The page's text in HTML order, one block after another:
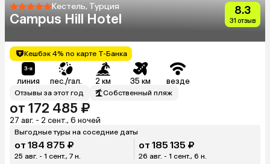
Кестель, Турция
Campus Hill Hotel
8.3
31 отзыв
Кешбэк 4% по карте Т-Банка
линия пес./гал. 2 км 35 км везде
Отзывы за этот год Собственный пляж
от 172 485 ₽
27 авг. - 2 сент., 6 ночей
Выгодные туры на соседние даты
от 184 875 ₽
25 авг. - 1 сент., 7 н.
от 185 135 ₽
26 авг. - 1 сент., 6 н.